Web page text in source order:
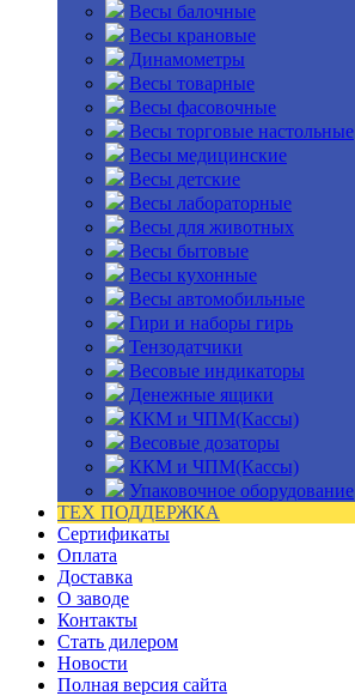
Весы балочные
Весы крановые
Динамометры
Весы товарные
Весы фасовочные
Весы торговые настольные
Весы медицинские
Весы детские
Весы лабораторные
Весы для животных
Весы бытовые
Весы кухонные
Весы автомобильные
Гири и наборы гирь
Тензодатчики
Весовые индикаторы
Денежные ящики
ККМ и ЧПМ(Кассы)
Весовые дозаторы
ККМ и ЧПМ(Кассы)
Упаковочное оборудование
ТЕХ ПОДДЕРЖКА
Сертификаты
Оплата
Доставка
О заводе
Контакты
Стать дилером
Новости
Полная версия сайта